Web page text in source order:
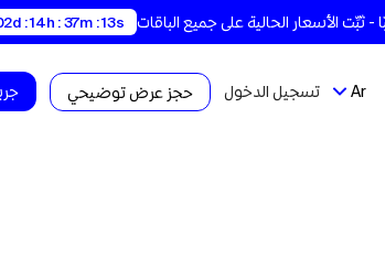
: 14h : 37m : 12s
Ar تسجيل الدخول حجز عرض توضيحي